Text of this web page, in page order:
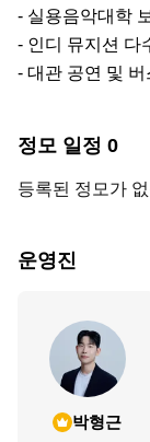
- 실용음악대학
- 인디 뮤지션 다
- 대관 공연 및
정모 일정 0
등록된 정모가
운영진
박형근